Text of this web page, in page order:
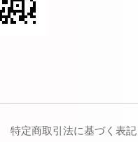
特定商取引法に基づく表記